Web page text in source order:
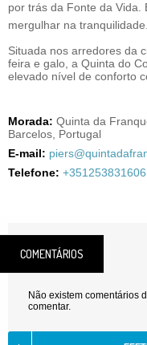
por trás da Fonte da
mergulhar na tranquilidade.
Situada nos arredores da
feira e galo, a Quinta do
elevado nível de conforto
Morada: Quinta da
Barcelos, Portugal
E-mail:
Telefone: +351253831606
COMENTÁRIOS
Não existem comentários
comentar.